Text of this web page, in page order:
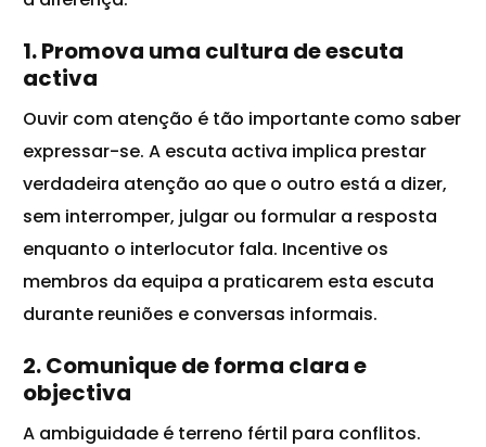
1. Promova uma cultura de escuta
activa
Ouvir com atenção é tão importante como saber
expressar-se. A escuta activa implica prestar
verdadeira atenção ao que o outro está a dizer,
sem interromper, julgar ou formular a resposta
enquanto o interlocutor fala. Incentive os
membros da equipa a praticarem esta escuta
durante reuniões e conversas informais.
2. Comunique de forma clara e
objectiva
A ambiguidade é terreno fértil para conflitos.